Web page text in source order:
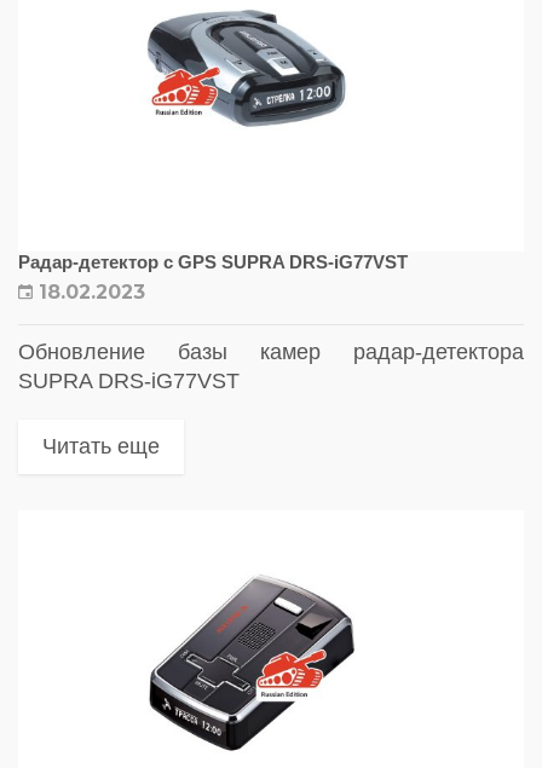
Радар-детектор с GPS SUPRA DRS-iG77VST
18.02.2023
Обновление базы камер радар-детектора
SUPRA DRS-iG77VST
Читать еще